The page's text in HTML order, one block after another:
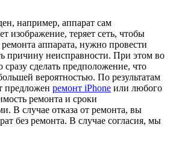
например, аппарат сам
изображение, теряет сеть, чтобы
аппарата, нужно провести
причину неисправности. При этом во
сделать предположение, что
вероятностью. По результатам
предложен ремонт iPhone или любого
ремонта и сроки
В случае отказа от ремонта, вы
без ремонта. В случае согласия, мы